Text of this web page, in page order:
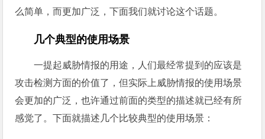
么简单，而更加广泛，下面我们就讨论这个话题。
几个典型的使用场景
一提起威胁情报的用途，人们最经常提到的应该是
攻击检测方面的价值了，但实际上威胁情报的使用场景
会更加的广泛，也许通过前面的类型的描述就已经有所
感觉了。下面就描述几个比较典型的使用场景：